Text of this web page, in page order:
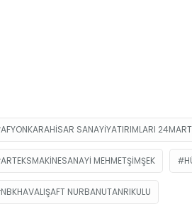
AFYONKARAHISAR SANAYIYATIRIMLARI 24MART
ARTEKSMAKINESANAYI MEHMETŞIMŞEK
NBKHAVALIŞAFT NURBANUTANRIKULU